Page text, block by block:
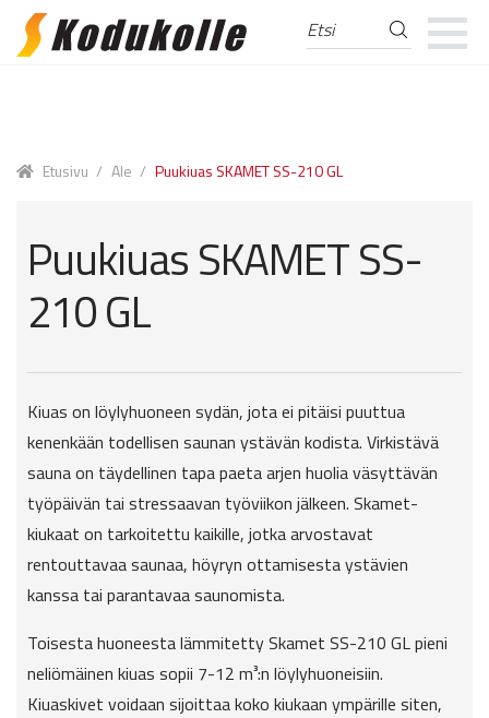
Skip
Skip
Etsi:
Etusivu / Ale / Puukiuas SKAMET SS-210 GL
Puukiuas SKAMET SS-
210 GL
Kiuas on löylyhuoneen sydän, jota ei pitäisi puuttua
kenenkään todellisen saunan ystävän kodista. Virkistävä
sauna on täydellinen tapa paeta arjen huolia väsyttävän
työpäivän tai stressaavan työviikon jälkeen. Skamet-
kiukaat on tarkoitettu kaikille, jotka arvostavat
rentouttavaa saunaa, höyryn ottamisesta ystävien
kanssa tai parantavaa saunomista.
Toisesta huoneesta lämmitetty Skamet SS-210 GL pieni
neliömäinen kiuas sopii 7-12 m³:n löylyhuoneisiin.
Kiuaskivet voidaan sijoittaa koko kiukaan ympärille siten,